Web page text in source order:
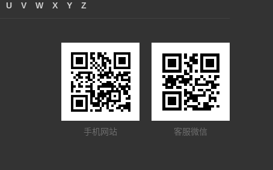
U V W X Y Z
手机网站 客服微信